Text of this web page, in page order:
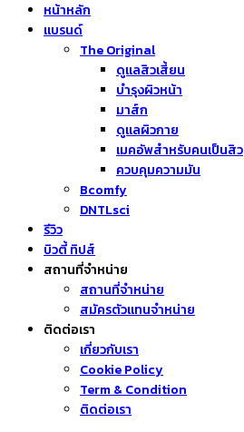
หน้าหลัก
แบรนด์
The Original
ดูแลสิวเสี้ยน
บำรุงผิวหน้า
มาส์ก
ดูแลผิวกาย
เมคอัพสำหรับคนเป็นสิว
ควบคุมความมัน
Bcomfy
DNTLsci
รีวิว
บิวตี้ ทิปส์
สถานที่จำหน่าย
สถานที่จำหน่าย
สมัครตัวแทนจำหน่าย
ติดต่อเรา
เกี่ยวกับเรา
Cookie Policy
Term & Condition
ติดต่อเรา